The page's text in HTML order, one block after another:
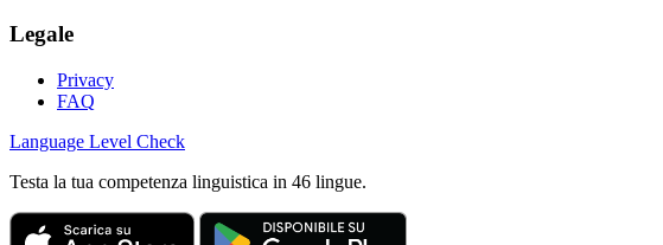
Legale
Privacy
FAQ
Language Level Check
Testa la tua competenza linguistica in 46 lingue.